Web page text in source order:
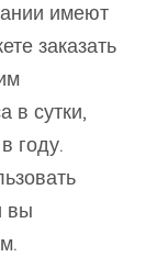
имеют
заказать
в сутки,
году.
вы